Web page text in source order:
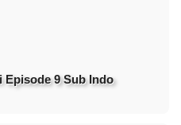
9 Sub Indo